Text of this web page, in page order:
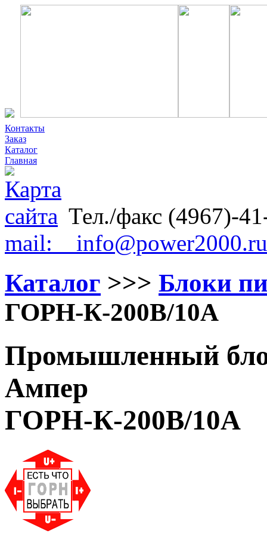
Контакты
Заказ
Каталог
Главная
Тел./факс (4967)-
mail: info@power2000.ru
Каталог >>> Блоки
ГОРН-К-200В/10А
Промышленный
Ампер
ГОРН-К-200В/10А